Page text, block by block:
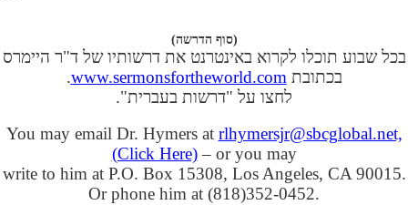
(סוף הדרשה)
בכל שבוע תוכלו לקרוא באינטרנט את דרשותיו של ד"ר היימרס
בכתובת www.sermonsfortheworld.com
.
לחצו על "דרשות בעברית".
You may email Dr. Hymers at rlhymersjr@sbcglobal.net,
(Click Here)– or you may
write to him at P.O. Box 15308, Los Angeles, CA 90015.
Or phone him at (818)352-0452.